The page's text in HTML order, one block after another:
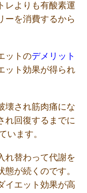
レよりも有酸素運
ーを消費するから
ットのデメリット
ット効果が得られ
壊され筋肉痛にな
れ回復するまでに
います。
れ替わって代謝を
態が続くのです。
イエット効果が高